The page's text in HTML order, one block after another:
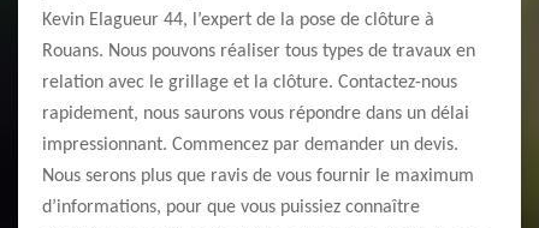
Kevin Elagueur 44, l’expert de la pose de clôture à
Rouans. Nous pouvons réaliser tous types de travaux en
relation avec le grillage et la clôture. Contactez-nous
rapidement, nous saurons vous répondre dans un délai
impressionnant. Commencez par demander un devis.
Nous serons plus que ravis de vous fournir le maximum
d’informations, pour que vous puissiez connaître